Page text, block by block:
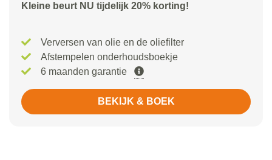
Kleine beurt NU tijdelijk 20% korting!
Verversen van olie en de oliefilter
Afstempelen onderhoudsboekje
6 maanden garantie
BEKIJK & BOEK